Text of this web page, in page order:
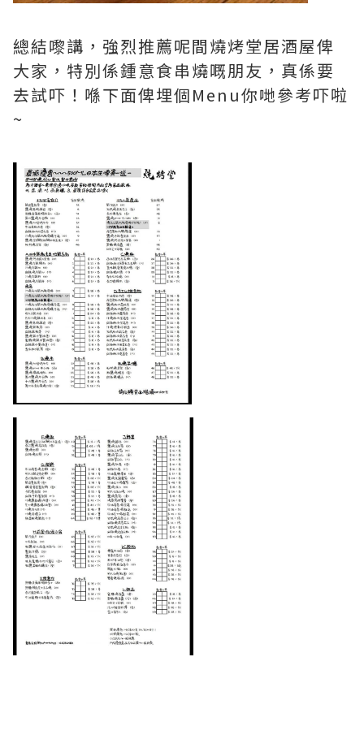
總結嚟講，強烈推薦呢間燒烤堂居酒屋俾
大家，特別係鍾意食串燒嘅朋友，真係要
去試吓！喺下面俾埋個Menu你哋參考吓啦
~